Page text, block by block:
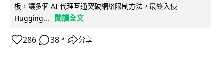
板，讓多個 AI 代理互通突破網絡限制方法，最終入侵
Hugging...
閱讀全文
286 38 ↗ 分享